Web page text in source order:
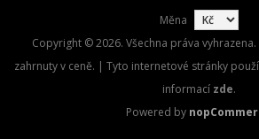
Měna
Copyright © 2026. Všechna práva
zahrnuty v ceně. | Tyto internetové stránky
informací zde.
Powered by